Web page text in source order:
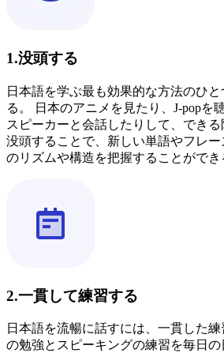
1.没頭する
日本語を学ぶ最も効果的な方法のひ
る。 日本のアニメを見たり、J-popを
スピーカーと会話したりして、できる
没頭することで、新しい単語やフレ
のリズムや構造を把握することができ
2.一貫して練習する
日本語を流暢に話すには、一貫した
の勉強とスピーキングの練習を毎日の